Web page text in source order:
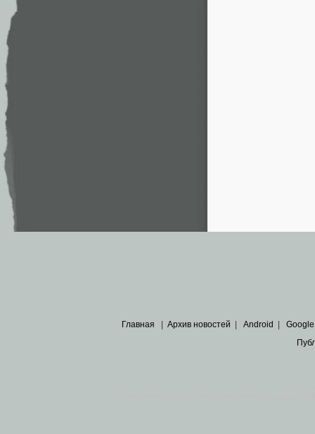
Главная Архив новостей Android Google